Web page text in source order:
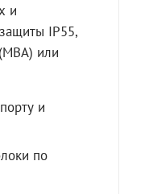
и
IP55,
или
и
по